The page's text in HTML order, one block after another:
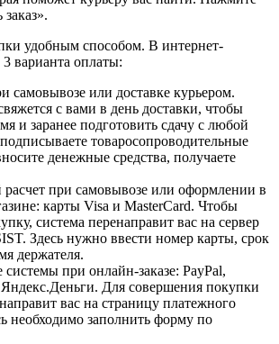
удобным способом. В интернет-
варианта оплаты:
самовывозе или доставке курьером.
с вами в день доставки, чтобы
и заранее подготовить сдачу с любой
товаросопроводительные
денежные средства, получаете
при самовывозе или оформлении в
карты Visa и MasterCard. Чтобы
система перенаправит вас на сервер
Здесь нужно ввести номер карты, срок
держателя.
при онлайн-заказе: PayPal,
Для совершения покупки
вас на страницу платежного
необходимо заполнить форму по